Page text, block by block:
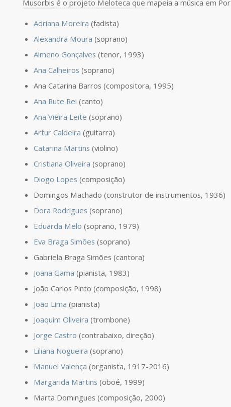
Musorbis é o projeto Meloteca que mapeia a música em
Adriana Moreira (fadista)
Alexandra Moura (soprano)
Almeno Gonçalves (tenor, 1993)
Ana Calheiros (soprano)
Ana Catarina Barros (compositora, 1995)
Ana Rute Rei (canto)
Ana Vieira Leite (soprano)
Artur Caldeira (guitarra)
Catarina Martins (violino)
Cristiana Oliveira (soprano)
Diogo Lopes (composição)
Domingos Machado (construtor de instrumentos, 1936)
Dora Rodrigues (soprano)
Eduarda Melo (soprano, 1979)
Eva Braga Simões (soprano)
Gabriela Braga Simões (cantora)
Joana Gama (pianista, 1983)
João Carlos Pinto (composição, 1998)
João Lima (pianista)
Joaquim Oliveira (trombone)
Jorge Castro (contrabaixo, direção)
Liliana Nogueira (soprano)
Manuel Valença (organista, 1917-2016)
Margarida Martins (oboé, 1999)
Marta Domingues (composição, 2000)